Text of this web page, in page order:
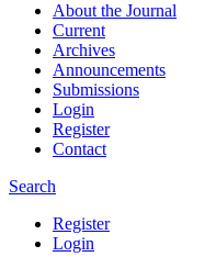
About the Journal
Current
Archives
Announcements
Submissions
Login
Register
Contact
Search
Register
Login